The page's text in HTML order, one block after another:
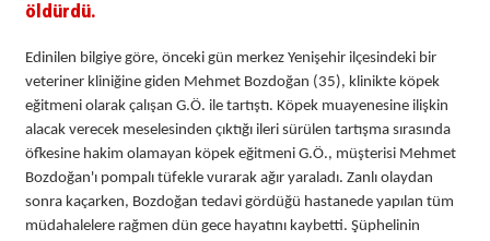
öldürdü.
Edinilen bilgiye göre, önceki gün merkez Yenişehir ilçesindeki bir
veteriner kliniğine giden Mehmet Bozdoğan (35), klinikte köpek
eğitmeni olarak çalışan G.Ö. ile tartıştı. Köpek muayenesine ilişkin
alacak verecek meselesinden çıktığı ileri sürülen tartışma sırasında
öfkesine hakim olamayan köpek eğitmeni G.Ö., müşterisi Mehmet
Bozdoğan'ı pompalı tüfekle vurarak ağır yaraladı. Zanlı olaydan
sonra kaçarken, Bozdoğan tedavi gördüğü hastanede yapılan tüm
müdahalelere rağmen dün gece hayatını kaybetti. Şüphelinin